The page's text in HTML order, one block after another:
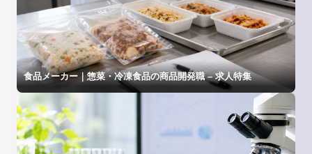
食品メーカー｜惣菜・冷凍食品の商品開発職 – 求人特集